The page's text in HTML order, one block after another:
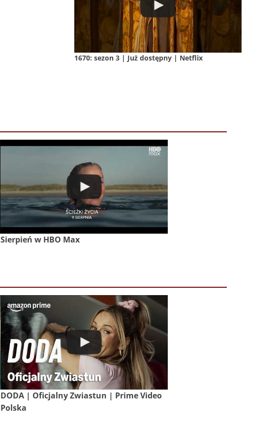
1670: sezon 3 | Już dostępny | Netflix
Sierpień w HBO Max
DODA | Oficjalny Zwiastun | Prime Video
Polska